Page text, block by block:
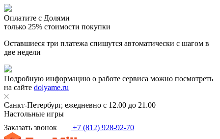
Оплатите с Долями
только 25% стоимости покупки
Оставшиеся три платежа спишутся автоматически с шагом в
две недели
Подробную информацию о работе сервиса можно посмотреть
на сайте dolyame.ru
Санкт-Петербург, ежедневно с 12.00 до 21.00
Настольные игры
Заказать звонок
+7 (812) 928-92-70